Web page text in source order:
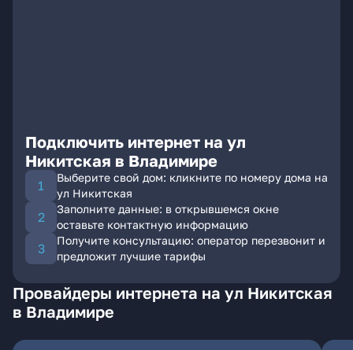
Подключить интернет на ул
Никитская в Владимире
Выберите свой дом: кликните по номеру дома на
ул Никитская
Заполните данные: в открывшемся окне
оставьте контактную информацию
Получите консультацию: оператор перезвонит и
предложит лучшие тарифы
Провайдеры интернета на ул Никитская
в Владимире